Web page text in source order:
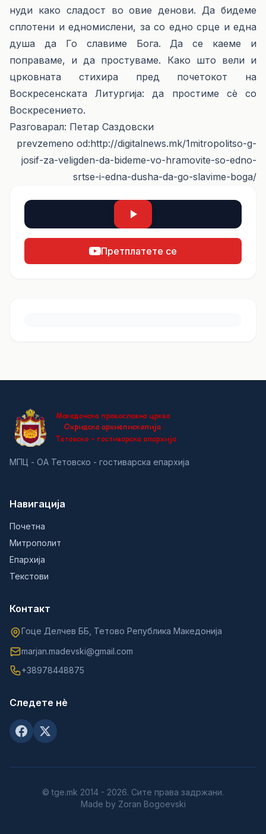
нуди како сладост во овие денови. Да бидеме
сплотени и едномислени, за со едно срце и една
душа да Го славиме Бога. Да се каеме и
поправаме, и да простуваме. Како што вели и
црковната стихира пред почетокот на
Воскресенската Литургија: да простиме сѐ со
Воскресението.
Разговарал: Петар Саздовски
prevzemeno od:http://digitalnews.mk/1mitropolitso-g-
josif-za-veligden-da-bideme-vo-hramovite-so-edno-
srtse-i-edna-dusha-da-go-slavime-boga/
Претплатете се
МПЦ - ОА Тетовско - гостиварска епархија
Навигација
Почетна
Митрополит
Епархија
Текстови
Контакт
Гоце Делчев ББ, Тетово Република Македонија
marjan.madevski@gmail.com
+38978448875
Следете нè
© tge.mk 2014 - 2026. Сите права задржани.
Made by Zoran Bogoevski